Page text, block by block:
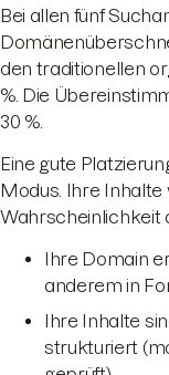
Bei allen fünf
den traditionellen
%. Die
30 %.
Eine gute
Modus. Ihre
Wahrscheinlichkeit
Ihre Domain
anderem in
Ihre Inhalte
strukturiert